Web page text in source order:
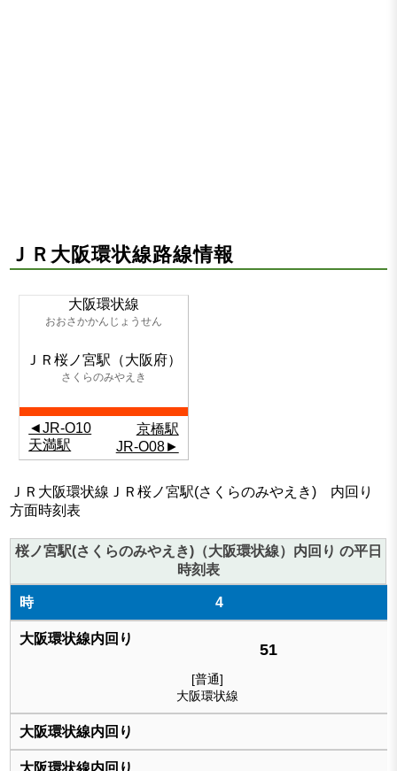
ＪＲ大阪環状線路線情報
大阪環状線
おおさかかんじょうせん
ＪＲ桜ノ宮駅（大阪府）
さくらのみやえき
◄JR-O10
天満駅
京橋駅
JR-O08►
ＪＲ大阪環状線ＪＲ桜ノ宮駅(さくらのみやえき) 内回り
方面時刻表
桜ノ宮駅(さくらのみやえき)（大阪環状線）内回り の平日
時刻表
4
51
[普通]
大阪環状線